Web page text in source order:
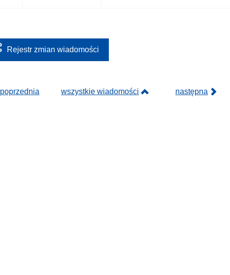
Rejestr zmian wiadomości
poprzednia wszystkie wiadomości następna